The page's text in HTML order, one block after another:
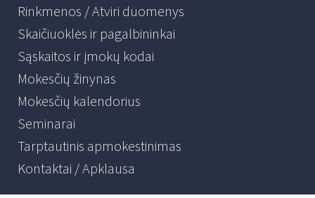
Rinkmenos / Atviri duomenys
Skaičiuoklės ir pagalbininkai
Sąskaitos ir įmokų kodai
Mokesčių žinynas
Mokesčių kalendorius
Seminarai
Tarptautinis apmokestinimas
Kontaktai / Apklausa